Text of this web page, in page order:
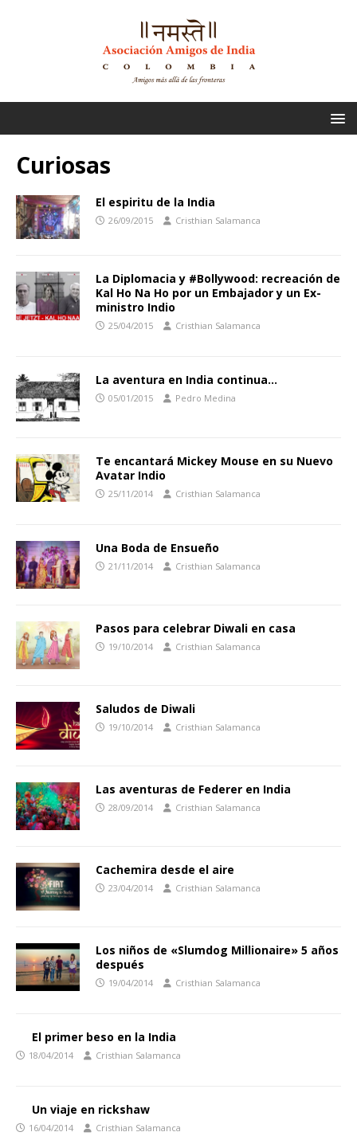
Curiosas
El espiritu de la India
26/09/2015 Cristhian Salamanca
La Diplomacia y #Bollywood: recreación de
Kal Ho Na Ho por un Embajador y un Ex-
ministro Indio
25/04/2015 Cristhian Salamanca
La aventura en India continua…
05/01/2015 Pedro Medina
Te encantará Mickey Mouse en su Nuevo
Avatar Indio
25/11/2014 Cristhian Salamanca
Una Boda de Ensueño
21/11/2014 Cristhian Salamanca
Pasos para celebrar Diwali en casa
19/10/2014 Cristhian Salamanca
Saludos de Diwali
19/10/2014 Cristhian Salamanca
Las aventuras de Federer en India
28/09/2014 Cristhian Salamanca
Cachemira desde el aire
23/04/2014 Cristhian Salamanca
Los niños de «Slumdog Millionaire» 5 años
después
19/04/2014 Cristhian Salamanca
El primer beso en la India
18/04/2014 Cristhian Salamanca
Un viaje en rickshaw
16/04/2014 Cristhian Salamanca